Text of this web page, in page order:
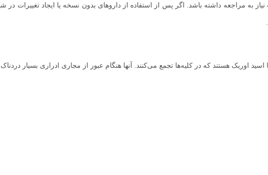
مراجعه داشته باشد. اگر پس از استفاده از داروهای بدون نسخه یا ایجاد تغییرات در
اوریک هستند که در کلیه‌ها تجمع می‌کنند. آنها هنگام عبور از مجاری ادراری بسیار دردناک